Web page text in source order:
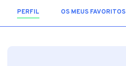
PERFIL (SEPARADOR ATIVO)
OS MEUS FAVORITOS